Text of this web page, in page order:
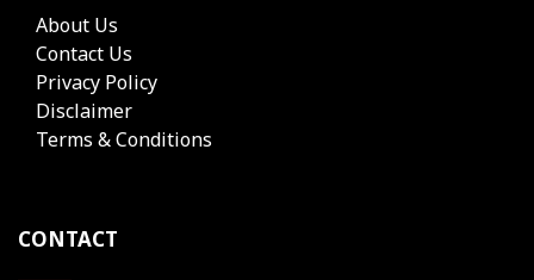
About Us
Contact Us
Privacy Policy
Disclaimer
Terms & Conditions
CONTACT